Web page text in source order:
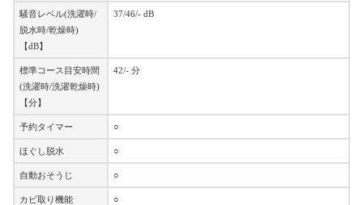
騒音レベル(洗濯時/
脱水時/乾燥時)
【dB】
37/46/- dB
標準コース目安時間
(洗濯時/洗濯乾燥時)
【分】
42/- 分
予約タイマー ○
ほぐし脱水 ○
自動おそうじ ○
カビ取り機能 ○